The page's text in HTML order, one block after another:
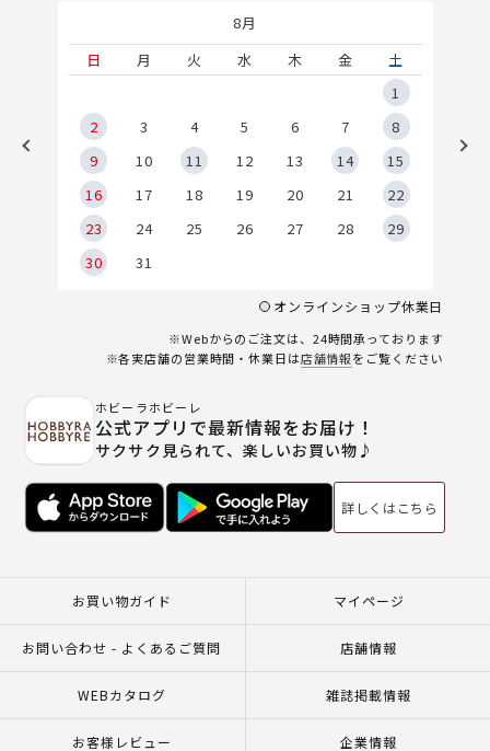
8月
日
月 火 水 木 金
土
1
2
3 4 5 6 7
8
9
10 11 12 13 14
15
16
17 18 19 20 21
22
23
24 25 26 27 28
29
30
31
オンラインショップ休業日
※Webからのご注文は、24時間承っております
※各実店舗の営業時間・休業日は店舗情報をご覧ください
ホビーラホビーレ
公式アプリで最新情報をお届け！
サクサク見られて、楽しいお買い物♪
詳しくはこちら
お買い物ガイド マイページ
お問い合わせ - よくあるご質問 店舗情報
WEBカタログ 雑誌掲載情報
お客様レビュー 企業情報